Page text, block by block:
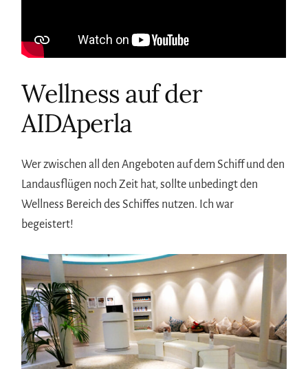
Wellness auf der
AIDAperla
Wer zwischen all den Angeboten auf dem Schiff und den
Landausflügen noch Zeit hat, sollte unbedingt den
Wellness Bereich des Schiffes nutzen. Ich war
begeistert!